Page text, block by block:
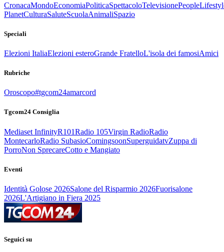
CronacaMondoEconomiaPoliticaSpettacoloTelevisionePeople
PlanetCulturaSaluteScuolaAnimaliSpazio
Speciali
Elezioni ItaliaElezioni esteroGrande FratelloL'isola dei famosiAmici
Rubriche
Oroscopo#tgcom24amarcord
Tgcom24 Consiglia
Mediaset InfinityR101Radio 105Virgin RadioRadio
MontecarloRadio SubasioComingsoonSuperguidatvZuppa di
PorroNon SprecareCotto e Mangiato
Eventi
Identità Golose 2026Salone del Risparmio 2026Fuorisalone
2026L'Artigiano in Fiera 2025
Seguici su